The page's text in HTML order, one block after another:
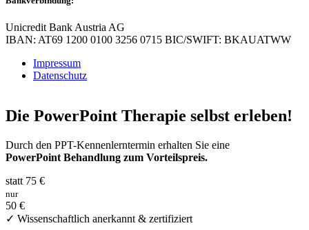
Unicredit Bank Austria AG
IBAN: AT69 1200 0100 3256 0715 BIC/SWIFT: BKAUATWW
Impressum
Datenschutz
Die PowerPoint Therapie selbst erleben!
Durch den PPT-Kennenlerntermin erhalten Sie eine
PowerPoint Behandlung zum Vorteilspreis.
statt 75 €
nur
50 €
✓ Wissenschaftlich anerkannt & zertifiziert